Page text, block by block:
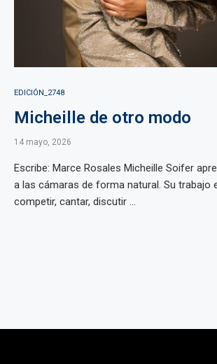
EDICIÓN_2748
Micheille de otro modo
14 mayo, 2026
Escribe: Marce Rosales Micheille Soifer
a las cámaras de forma natural. Su trabajo
competir, cantar, discutir ...